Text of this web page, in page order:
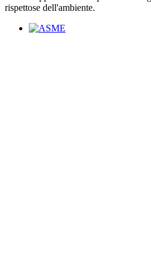
rispettose dell'ambiente.